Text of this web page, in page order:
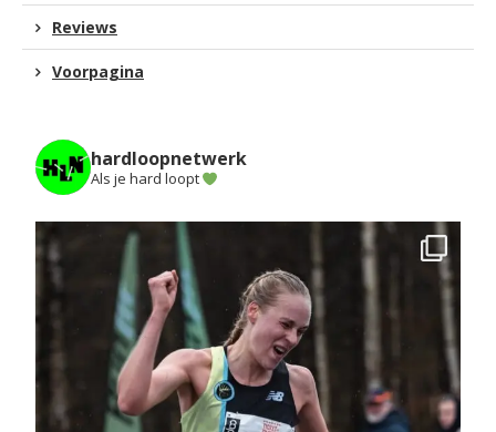
Reviews
Voorpagina
hardloopnetwerk
Als je hard loopt